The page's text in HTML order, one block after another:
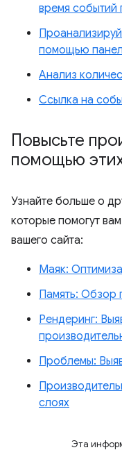
время событий
помощью
Анализ
Ссылка на
Повысьте
помощью
Узнайте больше о
которые помогут
вашего сайта:
Маяк:
Память: Обзор
Рендеринг:
Проблемы:
слоях
Эта